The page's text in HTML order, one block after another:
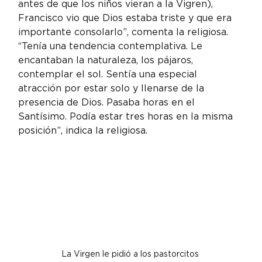
antes de que los niños vieran a la Vigren),
Francisco vio que Dios estaba triste y que era
importante consolarlo”, comenta la religiosa.
“Tenía una tendencia contemplativa. Le
encantaban la naturaleza, los pájaros,
contemplar el sol. Sentía una especial
atracción por estar solo y llenarse de la
presencia de Dios. Pasaba horas en el
Santísimo. Podía estar tres horas en la misma
posición”, indica la religiosa.
La Virgen le pidió a los pastorcitos